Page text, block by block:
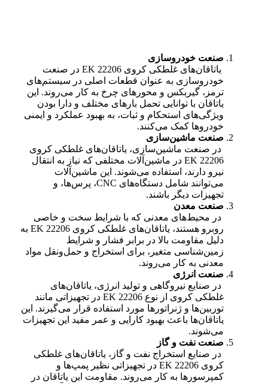
صنعت خودروسازی
یاتاقان‌های غلطکی کروی 22206 EK در صنعت
خودروسازی به عنوان قطعات اصلی در سیستم‌های
ترمز، گیربکس و محورهای چرخ به کار می‌روند. این
یاتاقان با توانایی تحمل بارهای مختلف و دارا بودن
ویژگی‌های استحکام و ثبات، به بهبود عملکرد و ایمنی
خودروها کمک می‌کنند.
صنعت ماشین‌سازی
در صنعت ماشین‌سازی، یاتاقان‌های غلطکی کروی
22206 EK در ماشین‌آلات مختلفی که نیاز به انتقال
نیرو دارند، استفاده می‌شوند. این ماشین‌آلات
می‌توانند شامل دستگاه‌های CNC، پرس‌ها، و
تجهیزات دیگر باشند.
صنعت معدن
در محیط‌های معدنی که با شرایط سخت و خاصی
روبرو هستند، یاتاقان‌های غلطکی کروی 22206 EK به
دلیل مقاومت بالا در برابر فشار و شرایط
زمین‌شناسی متغیر، برای استخراج و حمل‌ونقل مواد
معدنی به کار می‌روند.
صنعت انرژی
در صنایع نیروگاهی و تولید انرژی، یاتاقان‌های
غلطکی کروی از نوع 22206 EK در تجهیزاتی مانند
توربین‌ها و ژنراتورها مورد استفاده قرار می‌گیرند. این
یاتاقان‌ها باعث بهبود کارایی و عمر مفید این تجهیزات
می‌شوند.
صنعت نفت و گاز
در صنایع استخراج نفت و گاز، یاتاقان‌های غلطکی
کروی 22206 EK در تجهیزاتی نظیر پمپ‌ها و
کمپرسورها به کار می‌روند. مقاومت این یاتاقان در